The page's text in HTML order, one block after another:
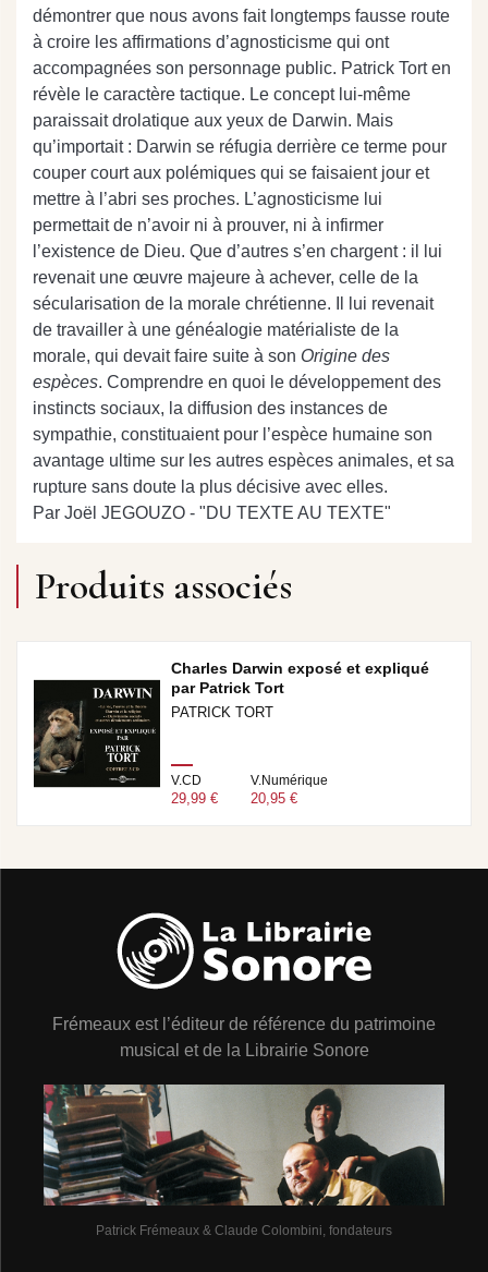
démontrer que nous avons fait longtemps fausse route
à croire les affirmations d’agnosticisme qui ont
accompagnées son personnage public. Patrick Tort en
révèle le caractère tactique. Le concept lui-même
paraissait drolatique aux yeux de Darwin. Mais
qu’importait : Darwin se réfugia derrière ce terme pour
couper court aux polémiques qui se faisaient jour et
mettre à l’abri ses proches. L’agnosticisme lui
permettait de n’avoir ni à prouver, ni à infirmer
l’existence de Dieu. Que d’autres s’en chargent : il lui
revenait une œuvre majeure à achever, celle de la
sécularisation de la morale chrétienne. Il lui revenait
de travailler à une généalogie matérialiste de la
morale, qui devait faire suite à son Origine des
espèces. Comprendre en quoi le développement des
instincts sociaux, la diffusion des instances de
sympathie, constituaient pour l’espèce humaine son
avantage ultime sur les autres espèces animales, et sa
rupture sans doute la plus décisive avec elles.
Par Joël JEGOUZO - "DU TEXTE AU TEXTE"
Produits associés
Charles Darwin exposé et expliqué
par Patrick Tort
PATRICK TORT
V.CD
29,99 €
V.Numérique
20,95 €
Frémeaux est l’éditeur de référence du patrimoine
musical et de la Librairie Sonore
Patrick Frémeaux & Claude Colombini, fondateurs